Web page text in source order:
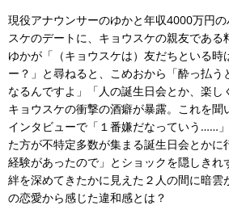
現役アナウンサーのゆかと年収4000万円
スケのデートに、キョウスケの親友である
ゆかが「（キョウスケは）友だちといる時
ー？」と尋ねると、こめおから「酔っ払う
なるんですよ」「人の誕生日会とか、楽し
キョウスケの衝撃の酒癖が暴露。これを聞
インタビューで「１番嫌だなっていう……
た方が不特定多数が集まる誕生日会とかに
経験があったので」とショックを隠しきれ
絆を深めてきたかに見えた２人の間に暗雲
の恋愛から感じた違和感とは？